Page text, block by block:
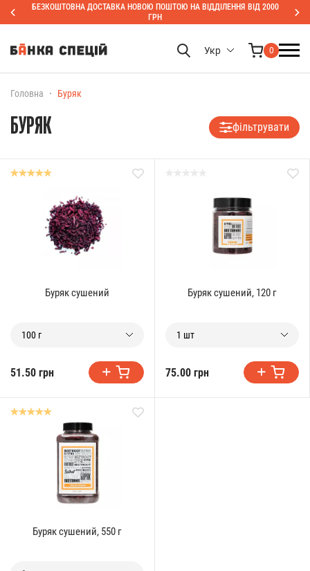
БЕЗКОШТОВНА ДОСТАВКА НОВОЮ ПОШТОЮ НА ВІДДІЛЕННЯ ВІД 2000
ГРН
Укр 0
Головна Буряк
БУРЯК фільтрувати
Буряк сушений
100 г
51.50 грн
Буряк сушений, 120 г
1 шт
75.00 грн
Буряк сушений, 550 г